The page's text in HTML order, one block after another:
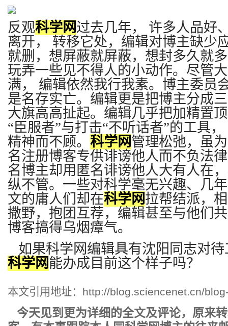
反观科学网过去几年，
许多人品好
离开，
转移它处，编辑对博主缺少
就删，想屏蔽就屏蔽，想封多久就
玩弄一些见不得人的小动作。尽管
满，
编辑依然我行我素。博主委员
是名存实亡。编辑更是把博主分成
大旗高高扯起。编辑几乎把加精置
“臣服者”与打击“不听话者”的工具，
精神而不顾。 科学网管理松弛，虽
名注册博客专供诽谤他人而不负法
名博主却用匿名诽谤他人大有人在
纵不管。一些对科学毫无兴趣、几
文的庸人们却在科学网拉帮结派，
撒野，抱团互荐，编辑甚至与他们
博客搞得乌烟瘴气。
如果科学网编辑具有沈阳同志对
科学网能办成目前这个样子吗？
本文引用地址： http://blog.sciencenet.cn/
今天见到更为详细的全文及评论，原来